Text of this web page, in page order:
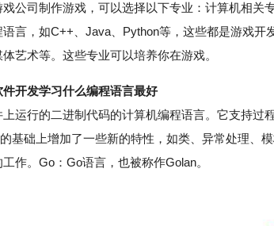
司制作游戏，可以选择以下专业：计算机相关
言，如C++、Java、Python等，这些都是游戏
艺术等。这些专业可以培养你在游戏。
件开发学习什么编程语言最好
行的二进制代码的计算机编程语言。它支持过
基础上增加了一些新的特性，如类、异常处理、
作。Go：Go语言，也被称作Golan。